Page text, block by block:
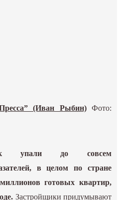
(Иван Рыбин)Фото:
упали до совсем
в целом по стране
готовых квартир,
Застройщики придумывают